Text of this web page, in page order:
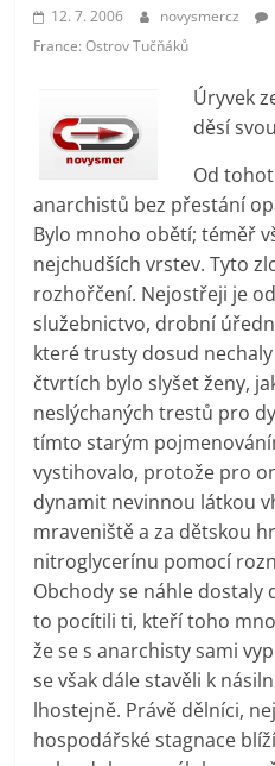
prospívá?
12. 7. 2006 novysmercz
France: Ostrov Tučňáků
Úryvek
děsí
Od
anarchistů bez přestání
Bylo mnoho obětí; téměř
nejchudších vrstev. Tyto
rozhořčení. Nejostřeji je
služebnictvo, drobní
které trusty dosud
čtvrtích bylo slyšet ženy,
neslýchaných trestů pro
tímto starým
vystihovalo, protože pro
dynamit nevinnou látkou
mraveniště a za dětskou
nitroglycerínu pomocí
Obchody se náhle
to pocítili ti, kteří toho
že se s anarchisty sami
se však dále stavěli k
lhostejně. Právě dělníci,
hospodářské stagnace